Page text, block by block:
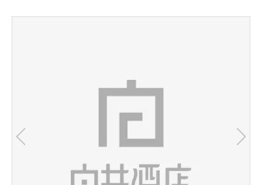
お気に入り機能の活用方法
会社情報